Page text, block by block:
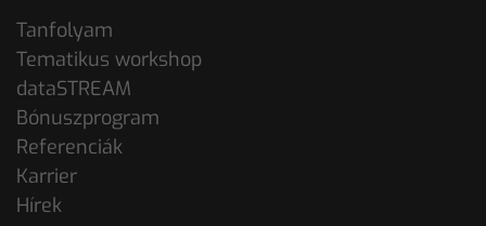
Tanfolyam
Tematikus workshop
dataSTREAM
Bónuszprogram
Referenciák
Karrier
Hírek